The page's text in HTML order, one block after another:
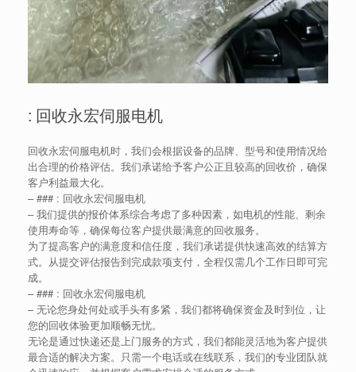
: 回收永宏伺服电机
回收永宏伺服电机时，我们会根据设备的品牌、型号和使用情况给
出合理的价格评估。我们承诺给予客户公正且较高的回收价，确保
客户利益最大化。
– ### : 回收永宏伺服电机
– 我们提供的报价体系综合考虑了多种因素，如电机的性能、剩余
使用寿命等，确保每位客户提供最满意的回收服务。
为了提高客户的满意度和信任度，我们承诺提供快速高效的结算方
式。从提交评估报告到完成款项支付，全程仅需几个工作日即可完
成。
– ### : 回收永宏伺服电机
– 无论您身处何处或手头有多紧，我们都将确保资金及时到位，让
您的回收体验更加顺畅无忧。
无论是通过快递还是上门服务的方式，我们都能灵活地为客户提供
最合适的解决方案。只需一个电话或在线联系，我们的专业团队就